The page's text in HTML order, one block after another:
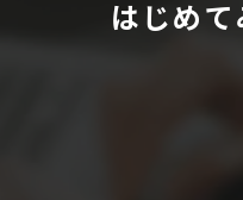
はじめて